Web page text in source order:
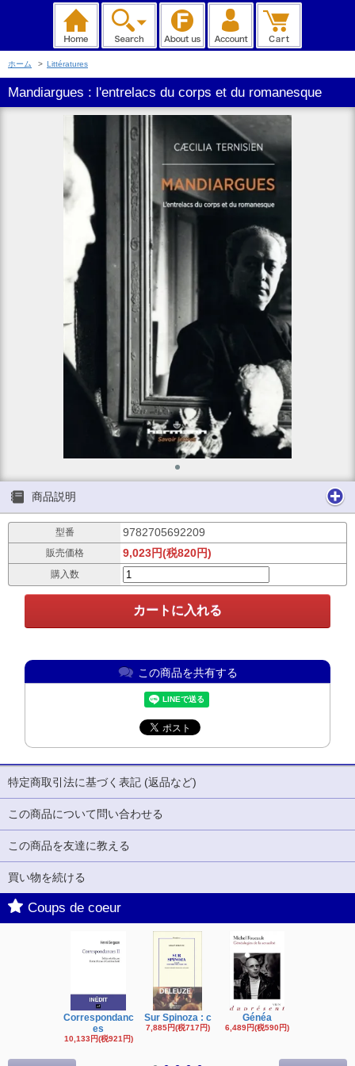
ホーム > Littératures
Mandiargues : l'entrelacs du corps et du romanesque
商品説明
型番 9782705692209
販売価格 9,023円(税820円)
購入数
この商品を共有する
特定商取引法に基づく表記 (返品など)
この商品について問い合わせる
この商品を友達に教える
買い物を続ける
Coups de coeur
Correspondanc
es
10,133円(税921円)
Sur Spinoza : c
7,885円(税717円)
Généa
6,489円(税590円)